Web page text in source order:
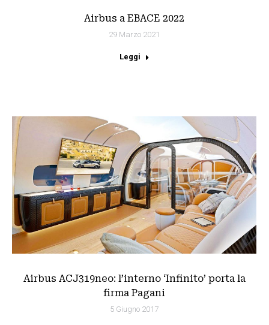
Airbus a EBACE 2022
29 Marzo 2021
Leggi
Airbus ACJ319neo: l’interno ‘Infinito’ porta la
firma Pagani
5 Giugno 2017